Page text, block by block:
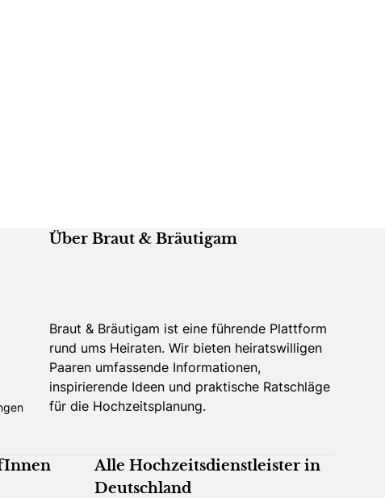
Über Braut & Bräutigam
Braut & Bräutigam ist eine führende Plattform
rund ums Heiraten. Wir bieten heiratswilligen
Paaren umfassende Informationen,
inspirierende Ideen und praktische Ratschläge
für die Hochzeitsplanung.
Alle Hochzeitsdienstleister in
Deutschland